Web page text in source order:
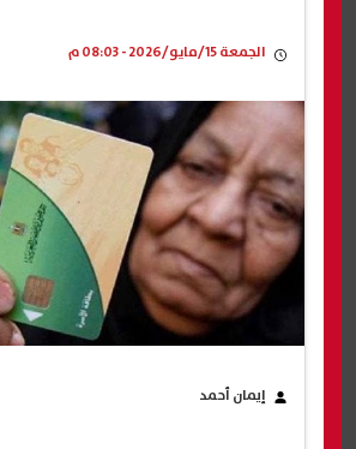
الجمعة 15/مايو/2026 - 08:03 م
إيمان أحمد